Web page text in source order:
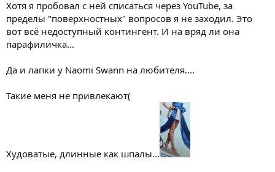
Хотя я пробовал с ней списаться через YouTube, за
пределы "поверхностных" вопросов я не заходил. Это
вот всё недоступный контингент. И на вряд ли она
парафиличка...
Да и лапки у Naomi Swann на любителя....
Такие меня не привлекают(
Худоватые, длинные как шпалы...